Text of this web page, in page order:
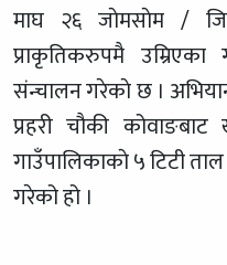
माघ २६ जाेमसाेम /
प्राकृतिकरुपमै
संन्चालन गरेकाे छ ।
प्रहरी चौकी
गाउँपालिकाकाे ५ टिटी
गरेको हो ।